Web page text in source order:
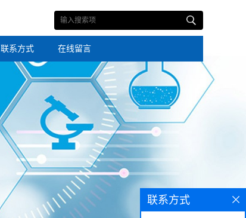
联系方式 在线留言
联系方式